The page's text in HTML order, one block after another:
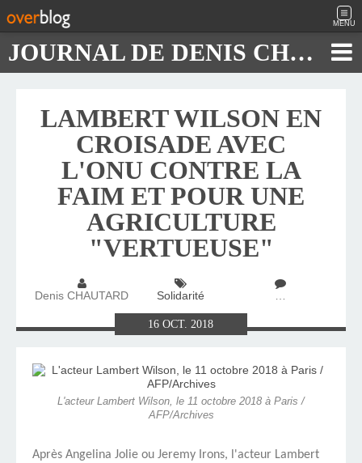
MENU
JOURNAL DE DENIS CHAUTARD
LAMBERT WILSON EN
CROISADE AVEC
L'ONU CONTRE LA
FAIM ET POUR UNE
AGRICULTURE
"VERTUEUSE"
Denis CHAUTARD Solidarité …
16OCT.2018
L'acteur Lambert Wilson, le 11 octobre 2018 à Paris /
AFP/Archives
Après Angelina Jolie ou Jeremy Irons, l'acteur Lambert